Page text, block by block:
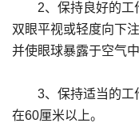
2、保持良好的工
双眼平视或轻度向下
并使眼球暴露于空气
3、保持适当的工
在60厘米以上。